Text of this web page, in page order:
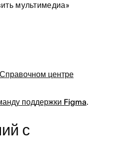
мультимедиа»
Справочном центре
поддержки Figma.
с